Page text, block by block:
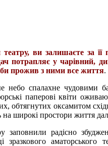
ви залишаєте за її
потрапляє у чарівний,
прожив з ними все життя.
небо спалахне чудовими
паперові квіти
обтягнутих оксамитом
широкі простори життя
заповнили радісно
зразкового